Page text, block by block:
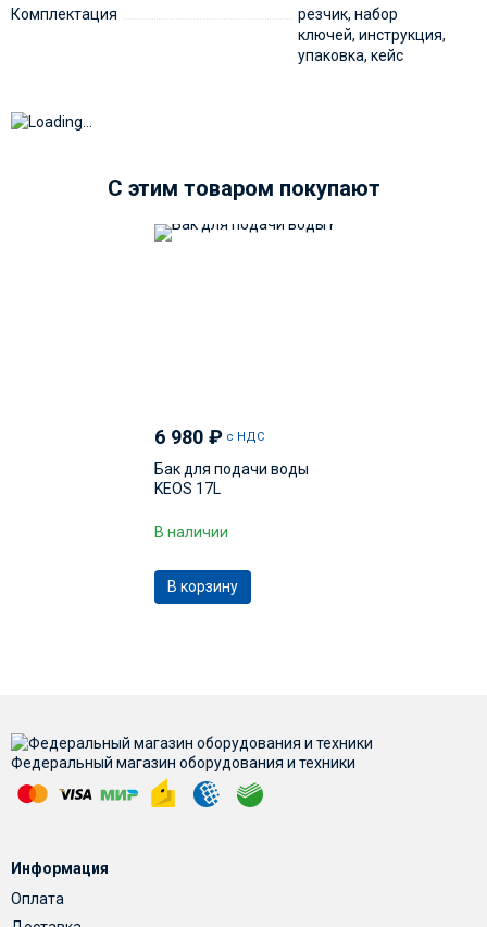
Комплектация
резчик, набор
ключей, инструкция,
упаковка, кейс
C этим товаром покупают
6 980 ₽ с НДС
Бак для подачи воды
KEOS 17L
В наличии
В корзину
Федеральный магазин оборудования и техники
Информация
Оплата